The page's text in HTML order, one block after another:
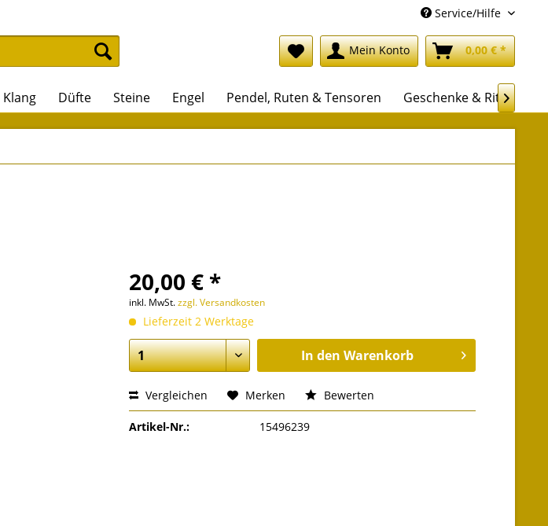
Service/Hilfe
Mein Konto 0,00 € *
Klang Düfte Steine Engel Pendel, Ruten & Tensoren Geschenke & Rituale

20,00 € *
inkl. MwSt.zzgl. Versandkosten
Lieferzeit 2 Werktage
In den Warenkorb
Vergleichen Merken Bewerten
Artikel-Nr.: 15496239